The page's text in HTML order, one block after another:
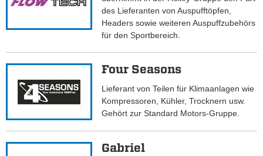
des Lieferanten von Auspufftöpfen,
Headers sowie weiteren Auspuffzubehörs
für den Sportbereich.
Four Seasons
Lieferant von Teilen für Klimaanlagen wie
Kompressoren, Kühler, Trocknern usw.
Gehört zur Standard Motors-Gruppe.
Gabriel